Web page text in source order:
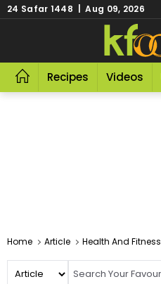
24 Safar 1448 | Aug 09, 2026
Recipes Videos
Home Article Health And Fitness